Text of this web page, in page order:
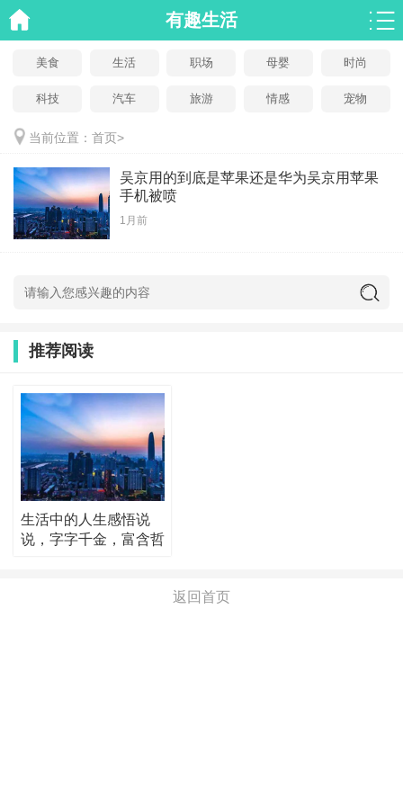
有趣生活
美食 生活 职场 母婴 时尚
科技 汽车 旅游 情感 宠物
当前位置： 首页>
吴京用的到底是苹果还是华为吴京用苹果
手机被喷
1月前
推荐阅读
生活中的人生感悟说
说，字字千金，富含哲
返回首页